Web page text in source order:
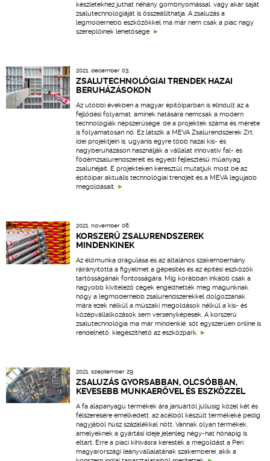
készletekhez juthat néhány gombnyomással, vagy akár saját
zsalutechnológiáját is összeállíthatja. A zsaluzás a
legmodernebb eszközökkel ma már nem csak a piac nagy
szereplőinek lehetősége.
2021. december 03.
ZSALUTECHNOLÓGIAI TRENDEK HAZAI
BERUHÁZÁSOKON
Az utóbbi években a magyar építőiparban is elindult az a
fejlődési folyamat, aminek hatására nemcsak a modern
technológiák népszerűsége, de a projektek száma és mérete
is folyamatosan nő. Ez látszik a MEVA Zsalurendszerek Zrt.
idei projektjein is, ugyanis egyre több hazai kis- és
nagyberuházáson használják a vállalat innovatív fal- és
födémzsalurendszereit és egyedi fejlesztésű műanyag
zsaluhéjait. E projekteken keresztül mutatjuk most be az
építőipar aktuális technológiai trendjeit és a MEVA legújabb
megoldásait.
2021. november 08.
KORSZERŰ ZSALURENDSZEREK
MINDENKINEK
Az élőmunka drágulása és az általános szakemberhiány
ráirányította a figyelmet a gépesítés és az építési eszközök
tartósságának fontosságára. Míg korábban inkább csak a
nagyobb kivitelező cégek engedhették meg magunknak,
hogy a legmodernebb zsalurendszerekkel dolgozzanak,
mára ezek nélkül a műszaki megoldások nélkül a kis- és
középvállalkozások sem versenyképesek. A korszerű
zsalutechnológia ma már mindenkié, sőt egyszerűen online is
rendelhető, kiegészíthető az eszközpark.
2021. szeptember 29.
ZSALUZÁS GYORSABBAN, OLCSÓBBAN,
KEVESEBB MUNKAERŐVEL ÉS ESZKÖZZEL
A fa alapanyagú termékek ára januártól júliusig közel két és
félszeresére emelkedett, az acélból készült termékeké pedig
nagyjából húsz százalékkal nőtt. Vannak olyan termékek,
amelyeknek a gyártási ideje jelenleg négy-hat hónapig is
eltart. Erre a piaci kihívásra keresték a megoldást a Peri
magyarországi leányvállalatának szakemberei, akik a